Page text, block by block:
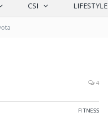
CSI LIFESTYLE
4
FITNESS